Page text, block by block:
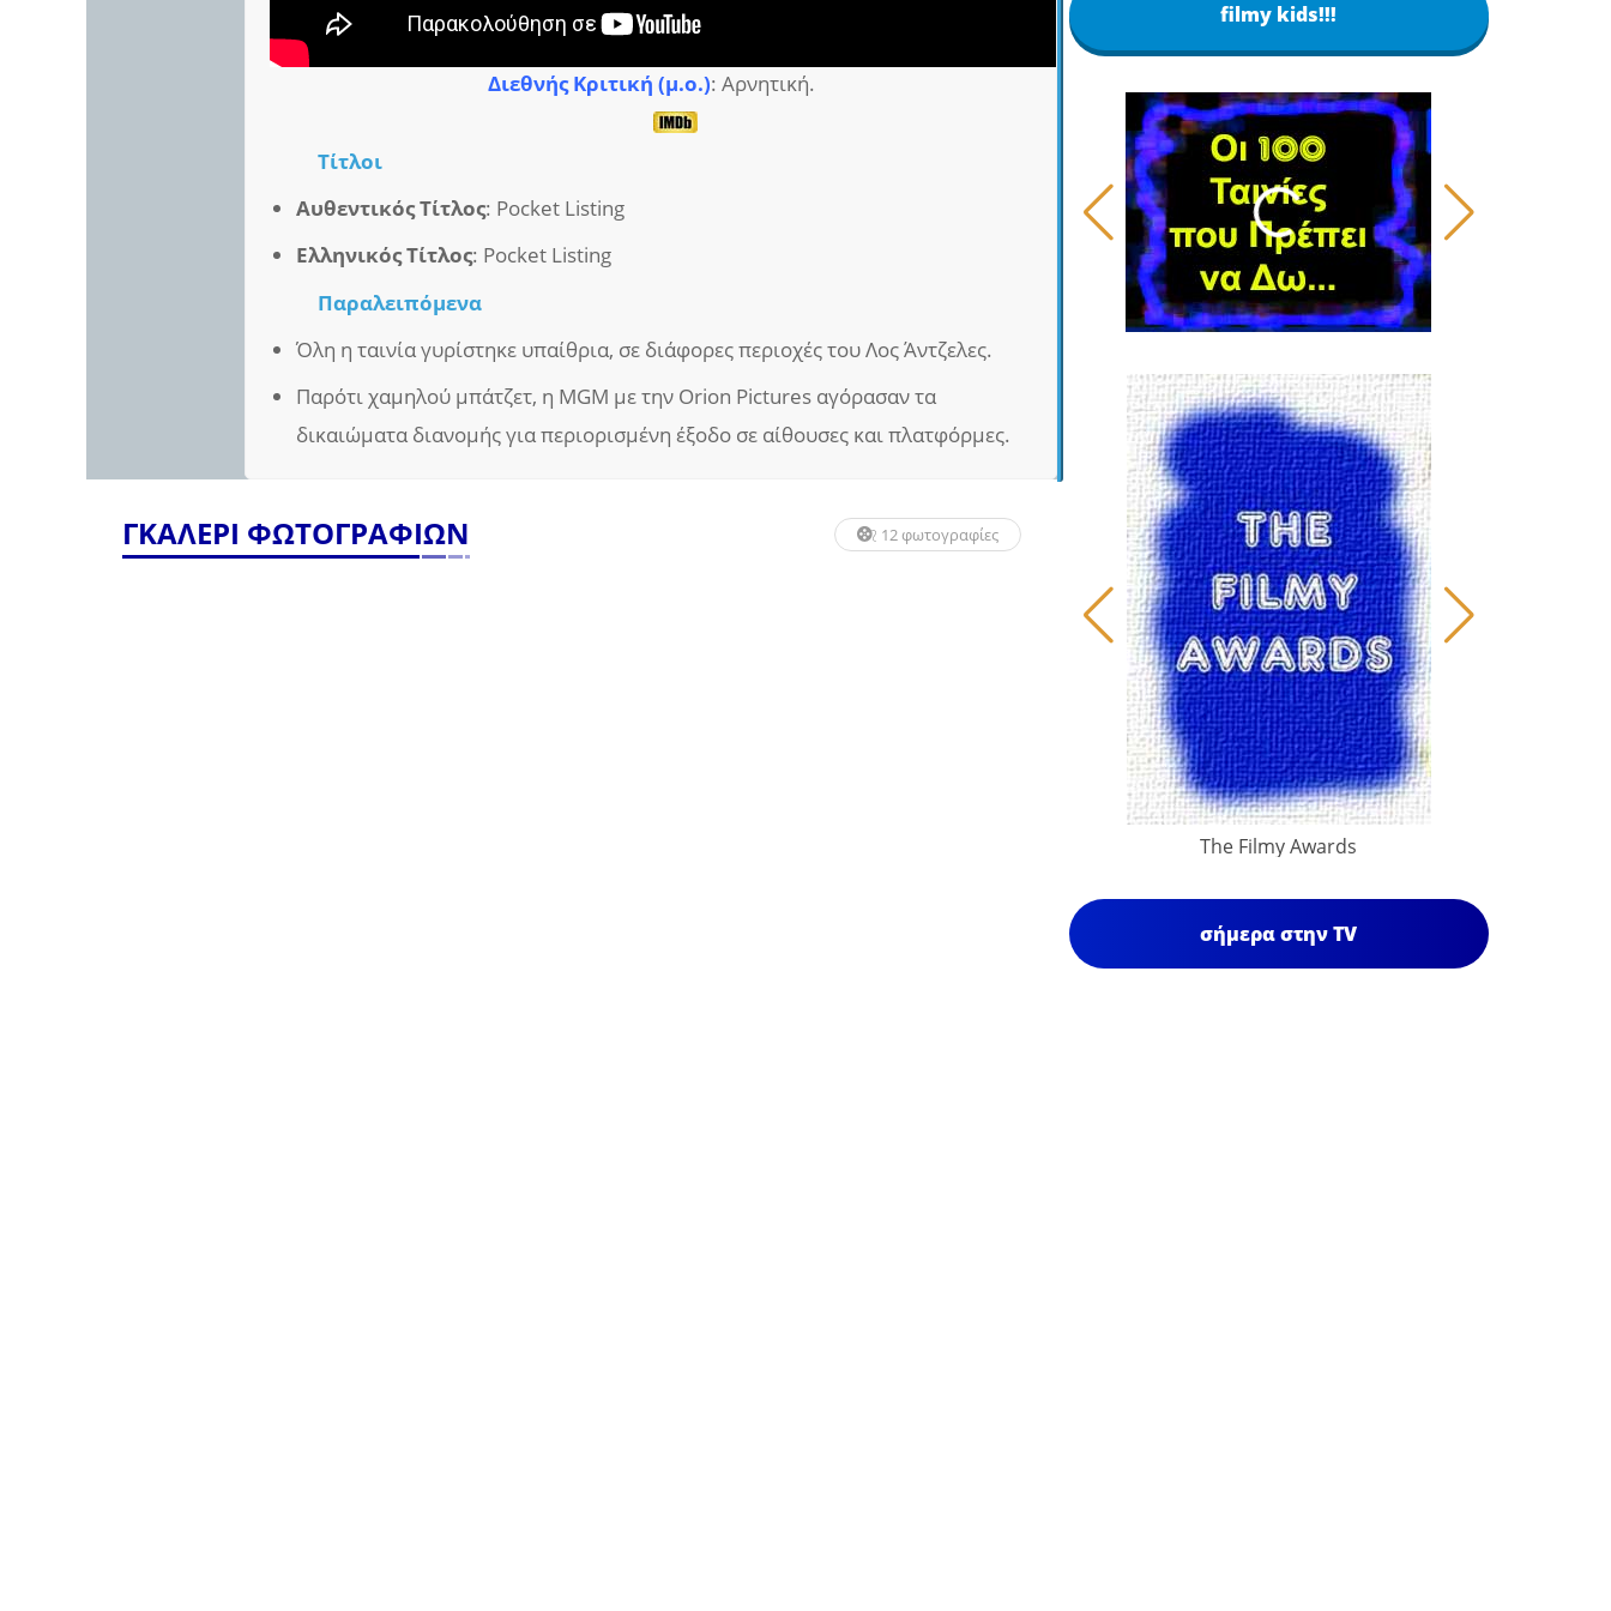
Διεθνής Κριτική (μ.ο.): Αρνητική.
Τίτλοι
Αυθεντικός Τίτλος: Pocket Listing
Ελληνικός Τίτλος: Pocket Listing
Παραλειπόμενα
Όλη η ταινία γυρίστηκε υπαίθρια, σε διάφορες περιοχές του Λος Άντζελες.
Παρότι χαμηλού μπάτζετ, η MGM με την Orion Pictures αγόρασαν τα
δικαιώματα διανομής για περιορισμένη έξοδο σε αίθουσες και πλατφόρμες.
ΓΚΑΛΕΡΙ ΦΩΤΟΓΡΑΦΙΩΝ 12 φωτογραφίες
filmy kids!!!
The Filmy Awards
σήμερα στην TV